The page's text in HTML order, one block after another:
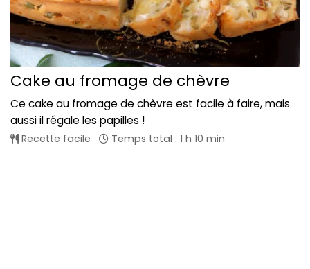
Cake au fromage de chèvre
Ce cake au fromage de chèvre est facile à faire, mais
aussi il régale les papilles !
Recette facile Temps total : 1 h 10 min